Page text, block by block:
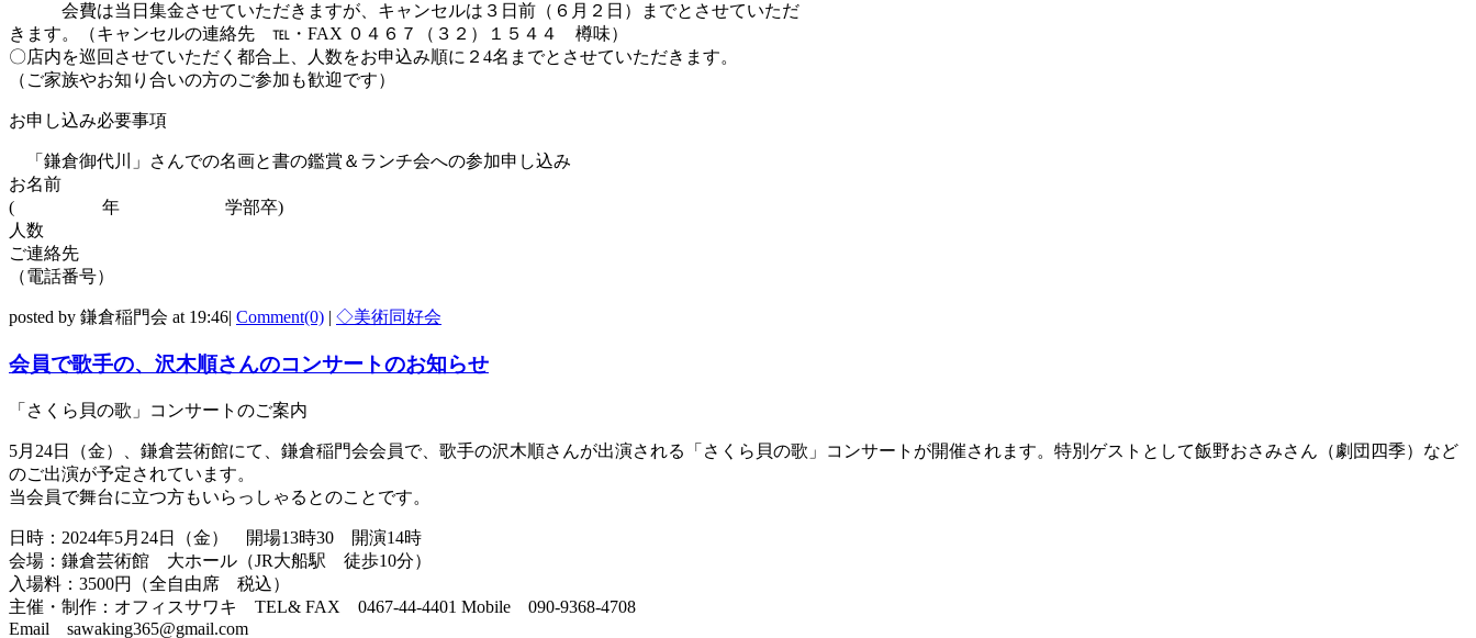
会費は当日集金させていただきますが、キャンセルは３日前（６月２日）までとさせていただ
きます。（キャンセルの連絡先 ℡・FAX ０４６７（３２）１５４４ 樽味）
〇店内を巡回させていただく都合上、人数をお申込み順に２4名までとさせていただきます。
（ご家族やお知り合いの方のご参加も歓迎です）
お申し込み必要事項
「鎌倉御代川」さんでの名画と書の鑑賞＆ランチ会への参加申し込み
お名前
( 年 学部卒)
人数
ご連絡先
（電話番号）
posted by 鎌倉稲門会 at 19:46| Comment(0) | ◇美術同好会
会員で歌手の、沢木順さんのコンサートのお知らせ
「さくら貝の歌」コンサートのご案内
5月24日（金）、鎌倉芸術館にて、鎌倉稲門会会員で、歌手の沢木順さんが出演される「さくら貝の歌」コンサートが開催されます。特別ゲストとして飯野おさみさん（劇団四季）など
のご出演が予定されています。
当会員で舞台に立つ方もいらっしゃるとのことです。
日時：2024年5月24日（金） 開場13時30 開演14時
会場：鎌倉芸術館 大ホール（JR大船駅 徒歩10分）
入場料：3500円（全自由席 税込）
主催・制作：オフィスサワキ TEL& FAX 0467-44-4401 Mobile 090-9368-4708
Email sawaking365@gmail.com